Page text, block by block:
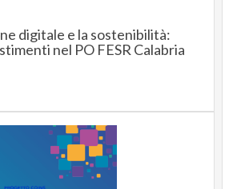
digitale e la sostenibilità:
nel PO FESR Calabria